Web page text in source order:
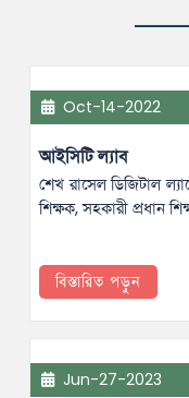
Oct-14-2022
আইসিটি ল্যাব
শেখ রাসেল ডিজিটাল
শিক্ষক, সহকারী প্রধান
বিস্তারিত পড়ুন
Jun-27-2023